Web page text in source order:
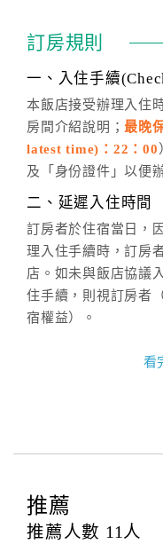
話方式異動訂單。
※非客服時間之申辦
五、客服時間
週一至週日，上午
六、聯絡方式
(07)9682715 。
訂房規則
一、入住手續
本飯店接受辦理入住
房間介紹說明；最晚
latest time)：22：00
及「身份證件」以便
二、延遲入住時間
訂房者於住宿當日，
理入住手續時，訂房
店。如未與飯店協議
住手續，則視訂房者
宿權益）。
四、訂單異動
提出申辦不得異動訂單
每筆訂單異動限定
辦理取消退款。
看
推薦
推薦人數 11 人